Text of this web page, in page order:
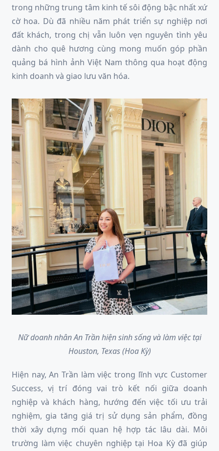
trong những trung tâm kinh tế sôi động bậc nhất xứ
cờ hoa. Dù đã nhiều năm phát triển sự nghiệp nơi
đất khách, trong chị vẫn luôn vẹn nguyên tình yêu
dành cho quê hương cùng mong muốn góp phần
quảng bá hình ảnh Việt Nam thông qua hoạt động
kinh doanh và giao lưu văn hóa.
Nữ doanh nhân An Trần hiện sinh sống và làm việc tại
Houston, Texas (Hoa Kỳ)
Hiện nay, An Trần làm việc trong lĩnh vực Customer
Success, vị trí đóng vai trò kết nối giữa doanh
nghiệp và khách hàng, hướng đến việc tối ưu trải
nghiệm, gia tăng giá trị sử dụng sản phẩm, đồng
thời xây dựng mối quan hệ hợp tác lâu dài. Môi
trường làm việc chuyên nghiệp tại Hoa Kỳ đã giúp